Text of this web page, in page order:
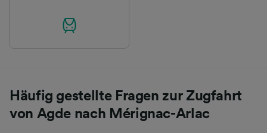
Häufig gestellte Fragen zur Zugfahrt
von Agde nach Mérignac-Arlac